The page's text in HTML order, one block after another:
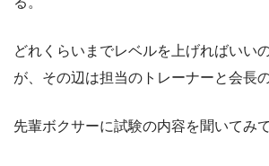
どれくらいまでレベルを上げればいい
が、その辺は担当のトレーナーと会長
先輩ボクサーに試験の内容を聞いてみて